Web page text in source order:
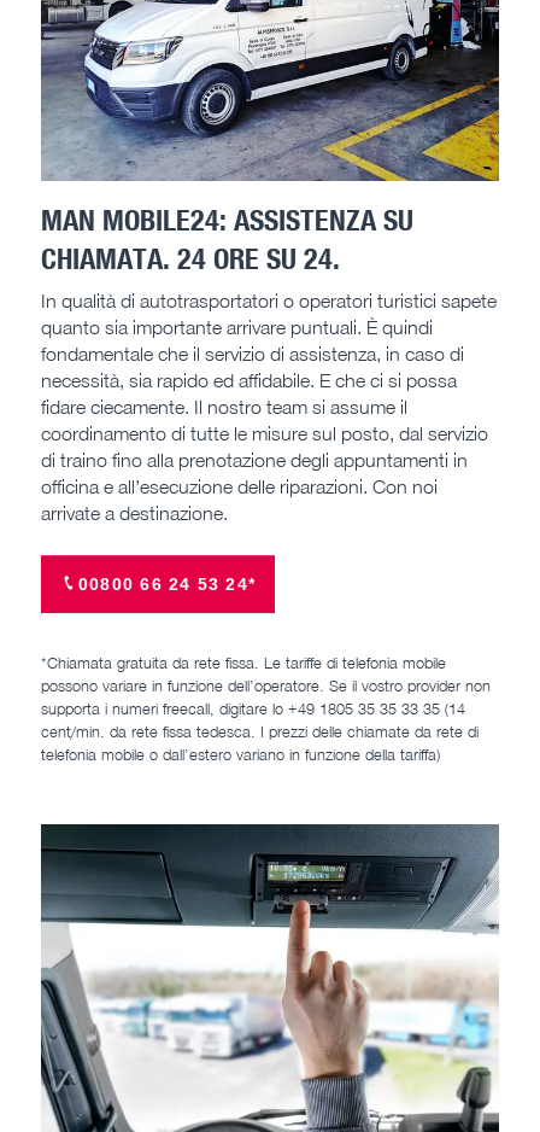
MAN MOBILE24: ASSISTENZA SU
CHIAMATA. 24 ORE SU 24.
In qualità di autotrasportatori o operatori turistici sapete
quanto sia importante arrivare puntuali. È quindi
fondamentale che il servizio di assistenza, in caso di
necessità, sia rapido ed affidabile. E che ci si possa
fidare ciecamente. Il nostro team si assume il
coordinamento di tutte le misure sul posto, dal servizio
di traino fino alla prenotazione degli appuntamenti in
officina e all’esecuzione delle riparazioni. Con noi
arrivate a destinazione.
00800 66 24 53 24*
*Chiamata gratuita da rete fissa. Le tariffe di telefonia mobile
possono variare in funzione dell’operatore. Se il vostro provider non
supporta i numeri freecall, digitare lo +49 1805 35 35 33 35 (14
cent/min. da rete fissa tedesca. I prezzi delle chiamate da rete di
telefonia mobile o dall’estero variano in funzione della tariffa)